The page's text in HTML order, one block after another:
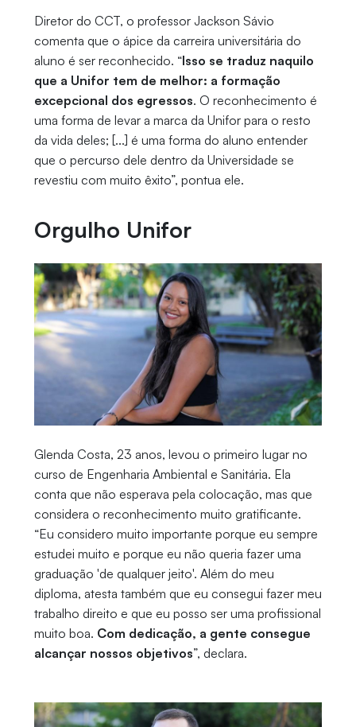
Diretor do CCT, o professor Jackson Sávio
comenta que o ápice da carreira universitária do
aluno é ser reconhecido. “Isso se traduz naquilo
que a Unifor tem de melhor: a formação
excepcional dos egressos. O reconhecimento é
uma forma de levar a marca da Unifor para o resto
da vida deles; [...] é uma forma do aluno entender
que o percurso dele dentro da Universidade se
revestiu com muito êxito”, pontua ele.
Orgulho Unifor
Glenda Costa, 23 anos, levou o primeiro lugar no
curso de Engenharia Ambiental e Sanitária. Ela
conta que não esperava pela colocação, mas que
considera o reconhecimento muito gratificante.
“Eu considero muito importante porque eu sempre
estudei muito e porque eu não queria fazer uma
graduação 'de qualquer jeito'. Além do meu
diploma, atesta também que eu consegui fazer meu
trabalho direito e que eu posso ser uma profissional
muito boa. Com dedicação, a gente consegue
alcançar nossos objetivos”, declara.